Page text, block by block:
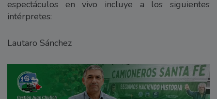
espectáculos en vivo incluye a los siguientes
intérpretes:
Lautaro Sánchez